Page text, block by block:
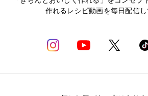
作れるレシピ動画を毎日配信し